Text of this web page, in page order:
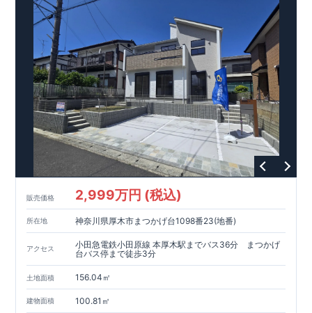
間取りのポイント
■ ホテルライクで実用的な洗面スペース
（オープンサニタリー
irodori／詳細ページへ）
可変型プランの主寝室＋WIC主寝室にはウォークインクローゼッ
トを設置。 将来、間仕切り壁（有償）を設けることで、 プラス
室として使える可変型の間取りです。
家計にやさしい住宅性能
長期優良住宅
住宅ローン控除額の優遇、 固定資産税の減額期間延長など 税制
面でのメリットが受けられます。
耐震等級 制震ダンパー 建築基準法の1.5倍の耐震性。
％）対象です。
太陽光発電 標準搭載
自家消費分は月額サービス料０円 。※サービス期間（
中の売電収入は事業者に帰属しますが、
契約満了後は売電収入
を含めお客様に帰属します。
現地のご案内・資料請求 受付中
■完成済みにつき、
現地にてご確認いただけます。
まずはお気軽にお問い合わせください。
販売価格 2,999万円 (税込)
所在地 神奈川県厚木市まつかげ台1098番23(地番)
アクセス
小田急電鉄小田原線 本厚木駅までバス36分 まつかげ
台バス停まで徒歩3分
土地面積 156.04㎡
建物面積 100.81㎡